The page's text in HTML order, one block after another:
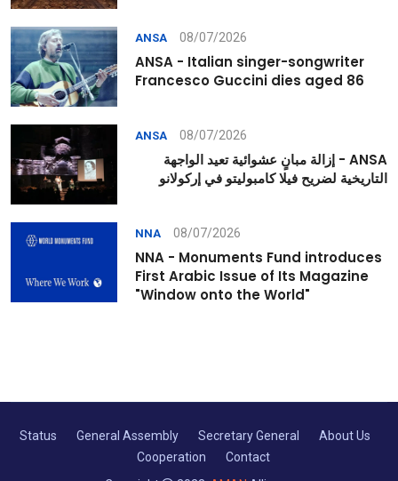
ANSA 08/07/2026
ANSA - Italian singer-songwriter
Francesco Guccini dies aged 86
ANSA 08/07/2026
ANSA - إزالة مبانٍ عشوائية تعيد الواجهة
التاريخية لضريح فيلا كامبوليتو في إركولانو
NNA 08/07/2026
NNA - Monuments Fund introduces
First Arabic Issue of Its Magazine
"Window onto the World"
Status General Assembly Secretary General
About Us
Cooperation
Contact